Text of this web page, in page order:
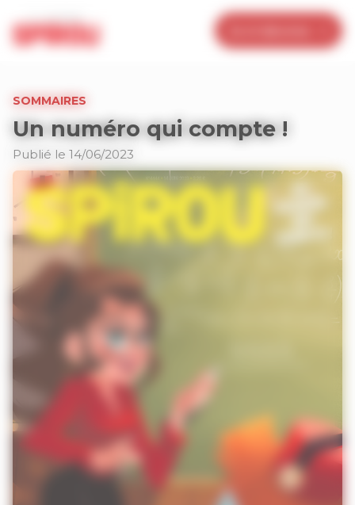
SOMMAIRES
Un numéro qui compte !
Publié le 14/06/2023